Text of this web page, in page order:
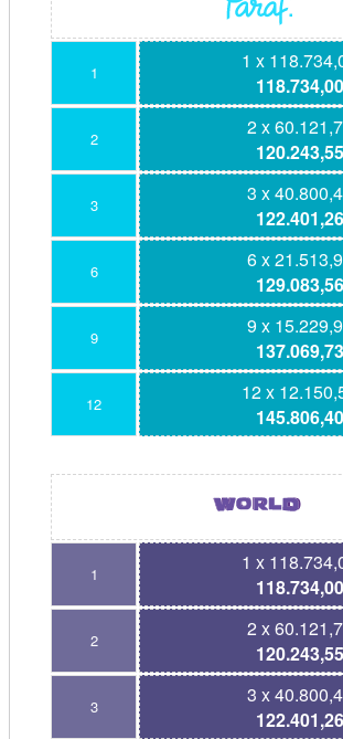
1
1 x
2
2 x
3
3 x
6
6 x
9
9 x
12
12 x
1
1 x
2
2 x
3
3 x